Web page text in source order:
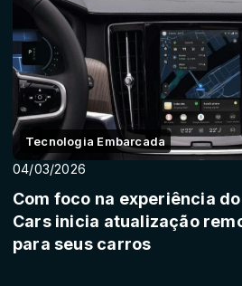
Tecnologia Embarcada
04/03/2026
Com foco na experiência
Cars inicia atualização
para seus carros